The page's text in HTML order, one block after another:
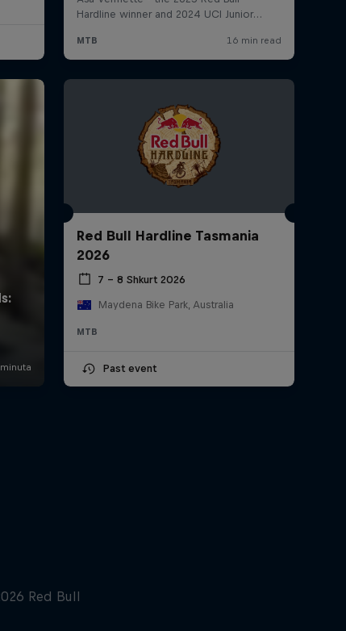
Red Bull Hardline Tasmania
2026
7 – 8 Shkurt 2026
Maydena Bike Park, Australia
MTB
Past event